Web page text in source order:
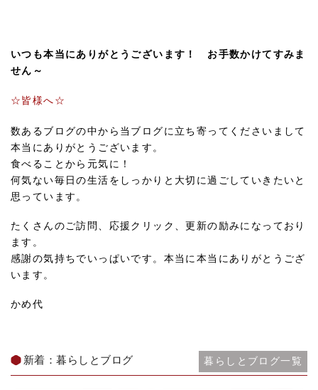
いつも本当にありがとうございます！ お手数かけてすみま
せん～
☆皆様へ☆
数あるブログの中から当ブログに立ち寄ってくださいまして
本当にありがとうございます。
食べることから元気に！
何気ない毎日の生活をしっかりと大切に過ごしていきたいと
思っています。
たくさんのご訪問、応援クリック、更新の励みになっており
ます。
感謝の気持ちでいっぱいです。本当に本当にありがとうござ
います。
かめ代
新着：暮らしとブログ 暮らしとブログ一覧